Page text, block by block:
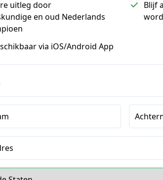
uitleg door
en oud Nederlands
Blijf
via iOS/Android App